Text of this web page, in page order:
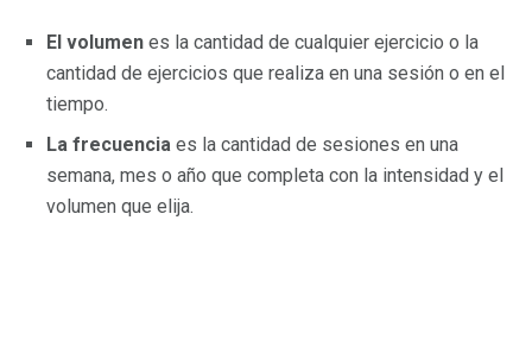
El volumen es la cantidad de cualquier ejercicio o la
cantidad de ejercicios que realiza en una sesión o en el
tiempo.
La frecuencia es la cantidad de sesiones en una
semana, mes o año que completa con la intensidad y el
volumen que elija.